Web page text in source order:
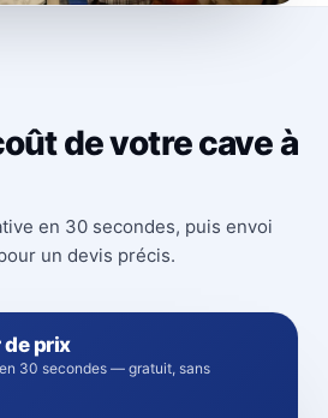
de votre cave à
en 30 secondes, puis envoi
un devis précis.
de prix
30 secondes — gratuit, sans